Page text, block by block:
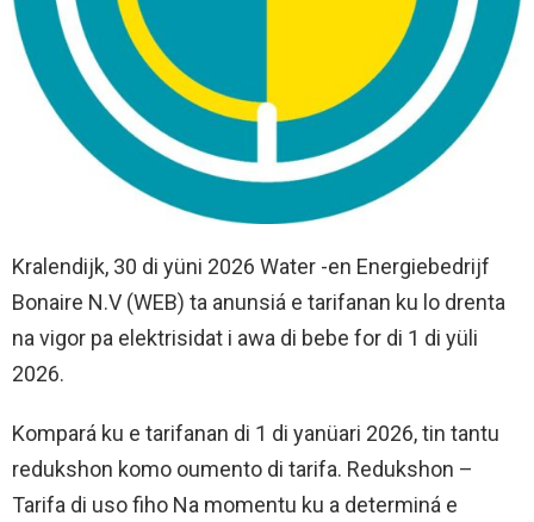
Kralendijk, 30 di yüni 2026 Water -en Energiebedrijf
Bonaire N.V (WEB) ta anunsiá e tarifanan ku lo drenta
na vigor pa elektrisidat i awa di bebe for di 1 di yüli
2026.
Kompará ku e tarifanan di 1 di yanüari 2026, tin tantu
redukshon komo oumento di tarifa. Redukshon –
Tarifa di uso fiho Na momentu ku a determiná e